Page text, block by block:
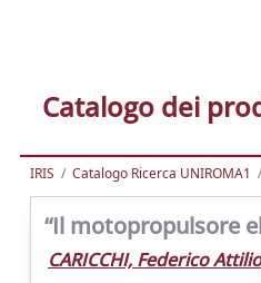
Catalogo dei
IRIS Catalogo Ricerca UNIROMA1
“Il motopropulsore
CARICCHI, Federico Attilio